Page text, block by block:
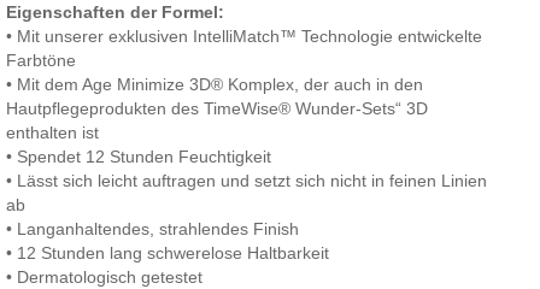
Eigenschaften der Formel:
• Mit unserer exklusiven IntelliMatch™ Technologie entwickelte
Farbtöne
• Mit dem Age Minimize 3D® Komplex, der auch in den
Hautpflegeprodukten des TimeWise® Wunder-Sets“ 3D
enthalten ist
• Spendet 12 Stunden Feuchtigkeit
• Lässt sich leicht auftragen und setzt sich nicht in feinen Linien
ab
• Langanhaltendes, strahlendes Finish
• 12 Stunden lang schwerelose Haltbarkeit
• Dermatologisch getestet